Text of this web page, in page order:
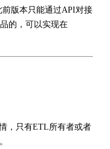
版本只能通过API对接
的，可以实现在
，只有ETL所有者或者